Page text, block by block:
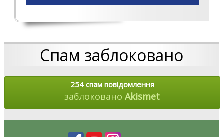
Спам заблоковано
254 спам повідомлення
заблокованоAkismet